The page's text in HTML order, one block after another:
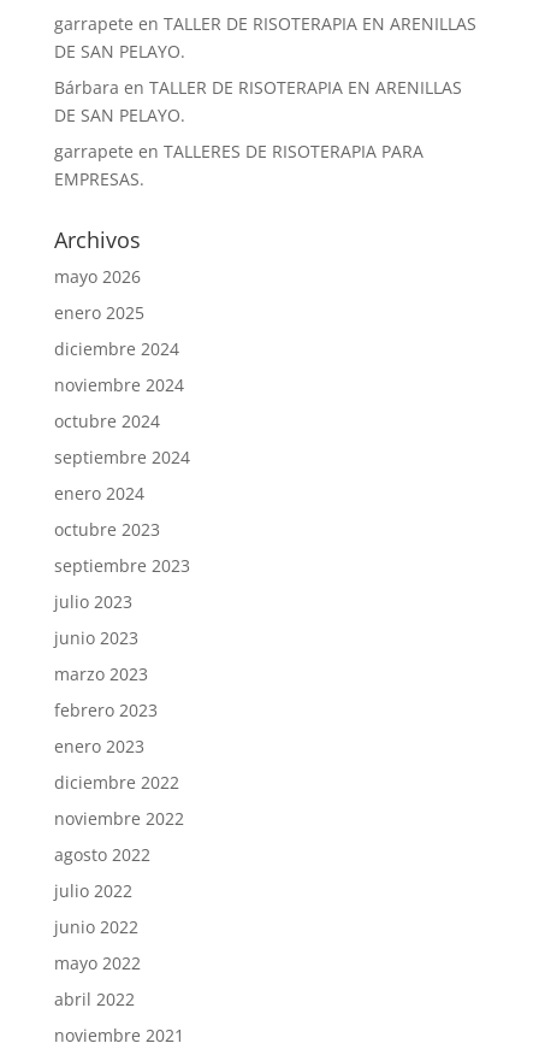
garrapete en TALLER DE RISOTERAPIA EN ARENILLAS
DE SAN PELAYO.
Bárbara en TALLER DE RISOTERAPIA EN ARENILLAS
DE SAN PELAYO.
garrapete en TALLERES DE RISOTERAPIA PARA
EMPRESAS.
Archivos
mayo 2026
enero 2025
diciembre 2024
noviembre 2024
octubre 2024
septiembre 2024
enero 2024
octubre 2023
septiembre 2023
julio 2023
junio 2023
marzo 2023
febrero 2023
enero 2023
diciembre 2022
noviembre 2022
agosto 2022
julio 2022
junio 2022
mayo 2022
abril 2022
noviembre 2021